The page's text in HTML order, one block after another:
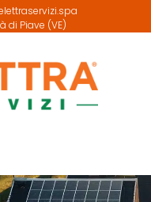
di Piave (VE)